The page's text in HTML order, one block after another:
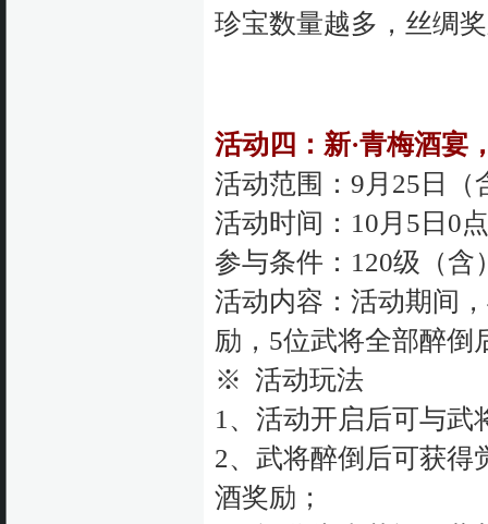
珍宝数量越多，丝绸
活动四：新·青梅酒宴
活动范围：9月25日（
活动时间：10月5日0
参与条件：120级（
活动内容：活动期间
励，5位武将全部醉倒
※ 活动玩法
1、活动开启后可与武
2、武将醉倒后可获得
酒奖励；